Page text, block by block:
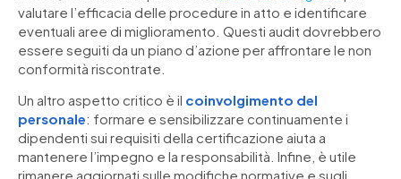
valutare l’efficacia delle procedure in atto e identificare
eventuali aree di miglioramento. Questi audit dovrebbero
essere seguiti da un piano d’azione per affrontare le non
conformità riscontrate.
Un altro aspetto critico è il coinvolgimento del
personale: formare e sensibilizzare continuamente i
dipendenti sui requisiti della certificazione aiuta a
mantenere l’impegno e la responsabilità. Infine, è utile
rimanere aggiornati sulle modifiche normative e sugli